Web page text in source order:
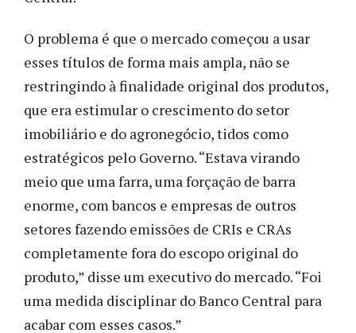
O problema é que o mercado começou a usar
esses títulos de forma mais ampla, não se
restringindo à finalidade original dos produtos,
que era estimular o crescimento do setor
imobiliário e do agronegócio, tidos como
estratégicos pelo Governo.“Estava virando
meio que uma farra, uma forçação de barra
enorme, com bancos e empresas de outros
setores fazendo emissões de CRIs e CRAs
completamente fora do escopo original do
produto,” disse um executivo do mercado. “Foi
uma medida disciplinar do Banco Central para
acabar com esses casos.”